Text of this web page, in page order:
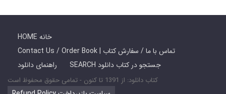
HOME خانه
Contact Us / Order Book | تماس با ما / سفارش کتاب
راهنمای دانلود
SEARCH جستجو در کتاب دانلود
کتاب دانلود: از 1391 تا کنون - تمامی حقوق محفوظ است